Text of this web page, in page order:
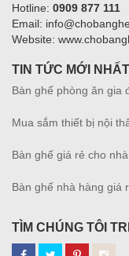
Hotline: 0909 877 111
Email:
Website:
TIN TỨC MỚI NHẤT
Bàn ghế phòng ăn gia
Mua sắm thiết bị nội
Bàn ghế giá rẻ cho
Bàn ghế nhà hàng giá
TÌM CHÚNG TÔI